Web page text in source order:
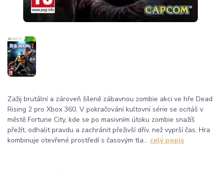
Zažij brutální a zároveň šíleně zábavnou zombie akci ve hře Dead
Rising 2 pro Xbox 360. V pokračování kultovní série se ocitáš v
městě Fortune City, kde se po masivním útoku zombie snažíš
přežít, odhalit pravdu a zachránit přeživší dřív, než vyprší čas. Hra
kombinuje otevřené prostředí s časovým tla... celý popis